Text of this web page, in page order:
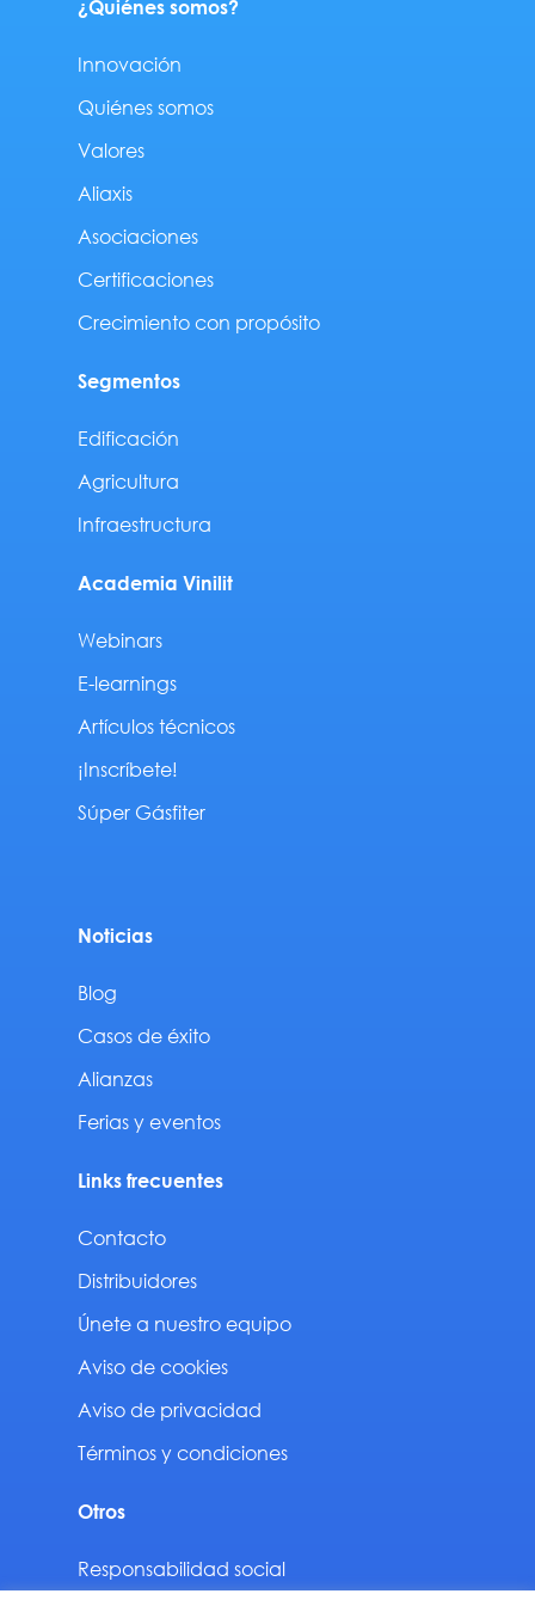
¿Quiénes somos?
Innovación
Quiénes somos
Valores
Aliaxis
Asociaciones
Certificaciones
Crecimiento con propósito
Segmentos
Edificación
Agricultura
Infraestructura
Academia Vinilit
Webinars
E-learnings
Artículos técnicos
¡Inscríbete!
Súper Gásfiter
Noticias
Blog
Casos de éxito
Alianzas
Ferias y eventos
Links frecuentes
Contacto
Distribuidores
Únete a nuestro equipo
Aviso de cookies
Aviso de privacidad
Términos y condiciones
Otros
Responsabilidad social